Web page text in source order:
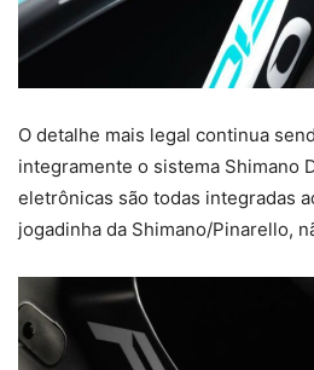
O detalhe mais legal continua
integramente o sistema Shimano
eletrônicas são todas integradas
jogadinha da Shimano/Pinarello,